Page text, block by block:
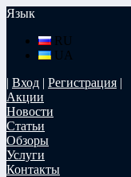
Язык
RU
UA
| Вход | Регистрация |
Акции
Новости
Статьи
Обзоры
Услуги
Контакты